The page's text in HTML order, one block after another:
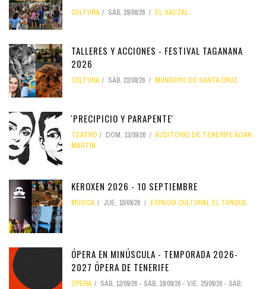
CULTURA SÁB, 29/08/26 EL SAUZAL
TALLERES Y ACCIONES - FESTIVAL TAGANANA
2026
CULTURA SÁB, 22/08/26 MUNICIPIO DE SANTA CRUZ
'PRECIPICIO Y PARAPENTE'
TEATRO DOM, 13/09/26
AUDITORIO DE TENERIFE ADÁN
MARTÍN
KEROXEN 2026 - 10 SEPTIEMBRE
MÚSICA JUE, 10/09/26 ESPACIO CULTURAL EL TANQUE
ÓPERA EN MINÚSCULA - TEMPORADA 2026-
2027 ÓPERA DE TENERIFE
ÓPERA SÁB, 12/09/26 - SÁB, 19/09/26 - VIE, 25/09/26 - SÁB,